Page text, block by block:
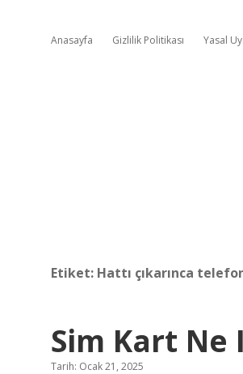
Anasayfa Gizlilik Politikası Yasal
Etiket: Hattı çıkarınca
Sim Kart Ne
Tarih: Ocak 21, 2025